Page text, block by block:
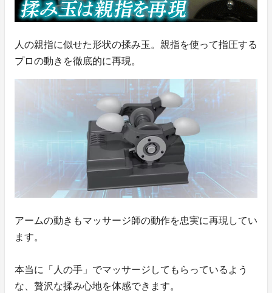
人の親指に似せた形状の揉み玉。親指を使って指圧する
プロの動きを徹底的に再現。
アームの動きもマッサージ師の動作を忠実に再現してい
ます。
本当に「人の手」でマッサージしてもらっているよう
な、贅沢な揉み心地を体感できます。